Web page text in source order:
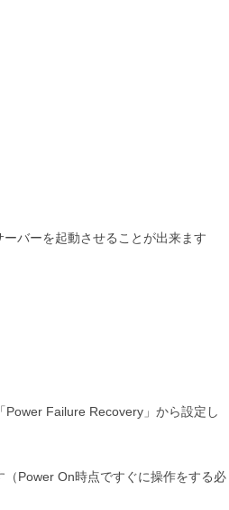
バーを起動させることが出来ます
Failure Recovery」から設定し
Power On時点ですぐに操作をする必